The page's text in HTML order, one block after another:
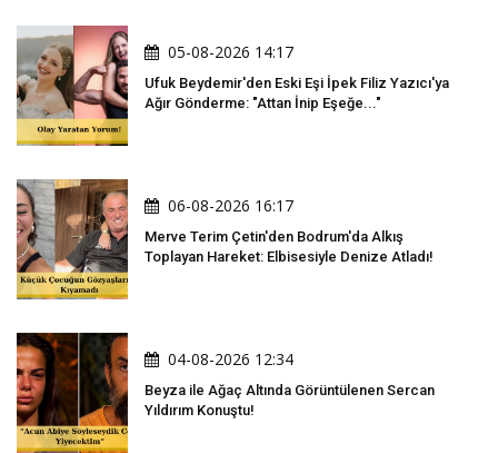
05-08-2026 14:17
Ufuk Beydemir'den Eski Eşi İpek Filiz Yazıcı'ya
Ağır Gönderme: "Attan İnip Eşeğe..."
06-08-2026 16:17
Merve Terim Çetin'den Bodrum'da Alkış
Toplayan Hareket: Elbisesiyle Denize Atladı!
04-08-2026 12:34
Beyza ile Ağaç Altında Görüntülenen Sercan
Yıldırım Konuştu!